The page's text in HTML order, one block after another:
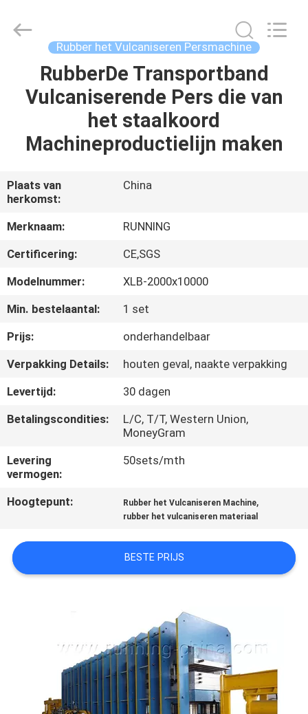
HUIS
PRODUCTEN
ONS
FABRIEKSREIS
KWALITEITSCONTROLE
CONTACTEER
ONS
NIEUWS
GEVALLEN
SITEMAP
PRIVACY
POLICY
Machine
CO.,LTD.
Rubber het Vulcaniseren Persmachine
RubberDe Transportband
Vulcaniserende Pers die van
het staalkoord
Machineproductielijn maken
Plaats van
herkomst:
China
Merknaam:
RUNNING
Certificering:
CE,SGS
Modelnummer:
XLB-2000x10000
Min. bestelaantal:
1 set
Prijs:
onderhandelbaar
Verpakking Details:
houten geval, naakte verpakking
Levertijd:
30 dagen
Betalingscondities:
L/C, T/T, Western Union,
MoneyGram
Levering
vermogen:
50sets/mth
Hoogtepunt: Rubber het Vulcaniseren Machine,
rubber het vulcaniseren materiaal
BESTE PRIJS